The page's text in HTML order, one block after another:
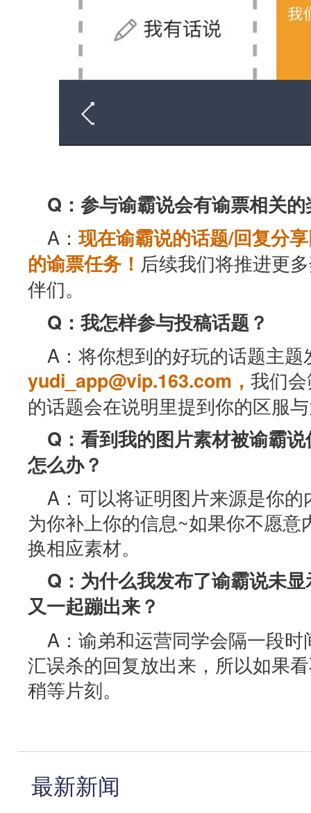
Q：参与谕霸说会有谕票相关
A：现在谕霸说的话题/回复分
的谕票任务！ 后续我们将推进更
伴们。
Q：我怎样参与投稿话题？
A：将你想到的好玩的话题主
yudi_app@vip.163.com， 我们
的话题会在说明里提到你的区服
Q：看到我的图片素材被谕霸
怎么办？
A：可以将证明图片来源是你
为你补上你的信息~如果你不愿
换相应素材。
Q：为什么我发布了谕霸说未
又一起蹦出来？
A：谕弟和运营同学会隔一段
汇误杀的回复放出来，所以如果
稍等片刻。
最新新闻